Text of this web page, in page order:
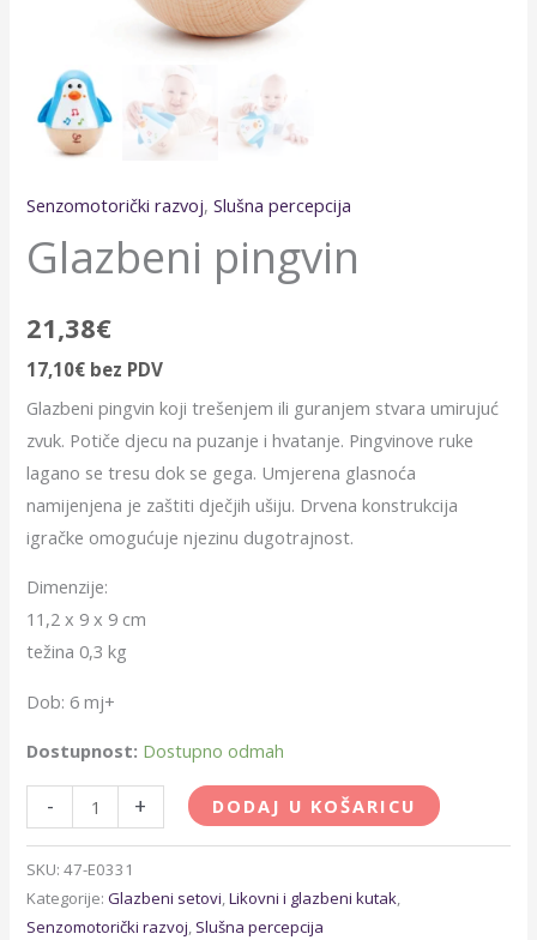
Senzomotorički razvoj,Slušna percepcija
Glazbeni pingvin
21,38€
17,10€ bez PDV
Glazbeni pingvin koji trešenjem ili guranjem stvara umirujuć
zvuk. Potiče djecu na puzanje i hvatanje. Pingvinove ruke
lagano se tresu dok se gega. Umjerena glasnoća
namijenjena je zaštiti dječjih ušiju. Drvena konstrukcija
igračke omogućuje njezinu dugotrajnost.
Dimenzije:
11,2 x 9 x 9 cm
težina 0,3 kg
Dob: 6 mj+
Dostupnost: Dostupno odmah
- + DODAJ U KOŠARICU
SKU:47-E0331
Kategorije:Glazbeni setovi,Likovni i glazbeni kutak,
Senzomotorički razvoj, Slušna percepcija